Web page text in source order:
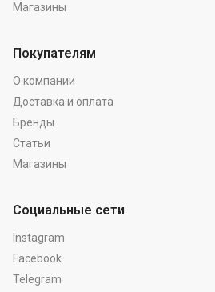
Магазины
Покупателям
О компании
Доставка и оплата
Бренды
Статьи
Магазины
Социальные сети
Instagram
Facebook
Telegram